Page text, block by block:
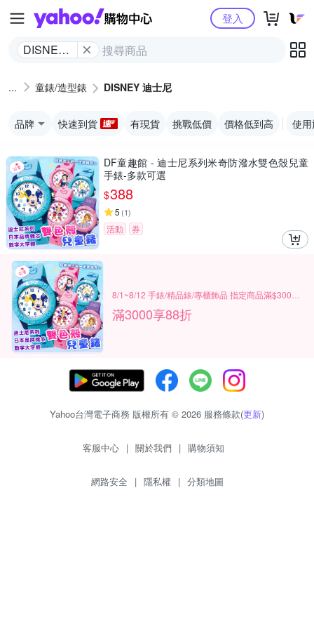
Yahoo購物中心
DISNEY
登入
童錶/造型錶 DISNEY 迪士尼
品牌 快速到貨 有現貨 挑戰低價 價格低到高 使
DF童趣館 - 迪士尼系列米奇防潑水雙色殼兒童
手錶-多款可選
$388
5 (1)
活動 券
滿3000享88折
Yahoo台灣電子商務 版權所有 © 2026 服務條款(更新)
客服中心 | 關於我們 | 購物須知
網路安全 | 隱私權 | 分類地圖